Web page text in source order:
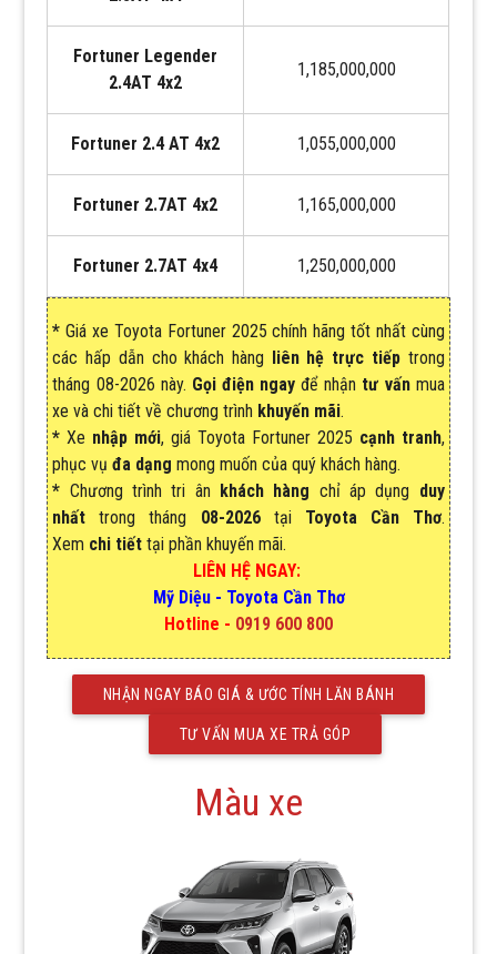
Fortuner Legender
2.4AT 4x2
1,185,000,000
Fortuner 2.4 AT 4x2 1,055,000,000
Fortuner 2.7AT 4x2 1,165,000,000
Fortuner 2.7AT 4x4 1,250,000,000
* Giá xe Toyota Fortuner 2025 chính hãng tốt nhất cùng
các hấp dẫn cho khách hàng
liên hệ trực tiếp trong
tháng 08-2026 này. Gọi điện ngay để nhận tư vấn mua
xe và chi tiết về chương trình khuyến mãi.
* Xe nhập mới, giá Toyota Fortuner 2025 cạnh tranh,
phục vụ đa dạng mong muốn của quý khách hàng.
* Chương trình tri ân khách hàng chỉ áp dụng duy
nhất
trong tháng 08-2026 tại Toyota Cần Thơ.
Xem chi tiết tại phần khuyến mãi.
LIÊN HỆ NGAY:
Mỹ Diệu - Toyota Cần Thơ
Hotline - 0919 600 800
NHẬN NGAY BÁO GIÁ & ƯỚC TÍNH LĂN BÁNH
TƯ VẤN MUA XE TRẢ GÓP
Màu xe